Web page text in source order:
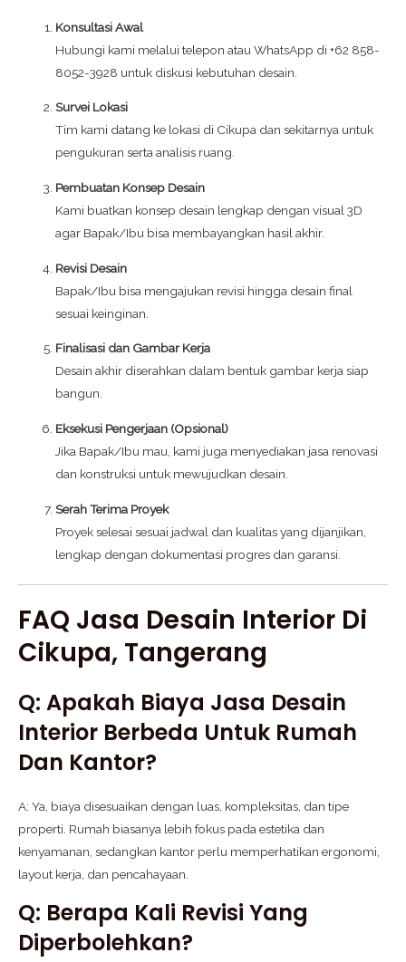
Konsultasi Awal
Hubungi kami melalui telepon atau WhatsApp di +62 858-
8052-3928 untuk diskusi kebutuhan desain.
Survei Lokasi
Tim kami datang ke lokasi di Cikupa dan sekitarnya untuk
pengukuran serta analisis ruang.
Pembuatan Konsep Desain
Kami buatkan konsep desain lengkap dengan visual 3D
agar Bapak/Ibu bisa membayangkan hasil akhir.
Revisi Desain
Bapak/Ibu bisa mengajukan revisi hingga desain final
sesuai keinginan.
Finalisasi dan Gambar Kerja
Desain akhir diserahkan dalam bentuk gambar kerja siap
bangun.
Eksekusi Pengerjaan (Opsional)
Jika Bapak/Ibu mau, kami juga menyediakan jasa renovasi
dan konstruksi untuk mewujudkan desain.
Serah Terima Proyek
Proyek selesai sesuai jadwal dan kualitas yang dijanjikan,
lengkap dengan dokumentasi progres dan garansi.
FAQ Jasa Desain Interior Di
Cikupa, Tangerang
Q: Apakah Biaya Jasa Desain
Interior Berbeda Untuk Rumah
Dan Kantor?
A: Ya, biaya disesuaikan dengan luas, kompleksitas, dan tipe
properti. Rumah biasanya lebih fokus pada estetika dan
kenyamanan, sedangkan kantor perlu memperhatikan ergonomi,
layout kerja, dan pencahayaan.
Q: Berapa Kali Revisi Yang
Diperbolehkan?